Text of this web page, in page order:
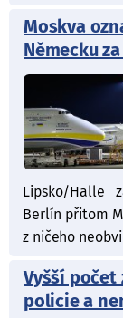
Moskva
Německu
Lipsko/Halle
Berlín přitom
z ničeho
Vyšší
policie a